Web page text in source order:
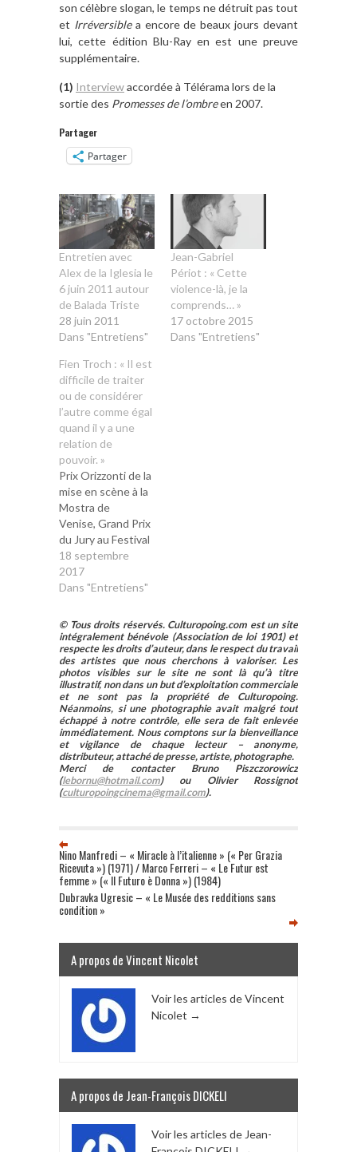
son célèbre slogan, le temps ne détruit pas tout
et Irréversiblea encore de beaux jours devant
lui, cette édition Blu-Ray en est une preuve
supplémentaire.
(1) Interviewaccordée à Télérama lors de la
sortie des Promesses de l’ombreen 2007.
Partager
Partager
Entretien avec
Alex de la Iglesia le
6 juin 2011 autour
de Balada Triste
28 juin 2011
Dans "Entretiens"
Jean-Gabriel
Périot : « Cette
violence-là, je la
comprends… »
17 octobre 2015
Dans "Entretiens"
Fien Troch : « Il est
difficile de traiter
ou de considérer
l’autre comme égal
quand il y a une
relation de
pouvoir. »
Prix Orizzonti de la
mise en scène à la
Mostra de
Venise, Grand Prix
du Jury au Festival
des Arcs, prix Arte
international pour
le
le TorinoFilmLab au
Festival du Film de
Turin, Prix du
Public et Prix de la
Meilleure Musique
au Festival de
Gand, Home se
distingue par sa
défense radicale
de l'ado…
18 septembre
2017
Dans "Entretiens"
© Tous droits réservés. Culturopoing.com est un site
intégralement bénévole (Association de loi 1901) et
respecte les droits d’auteur, dans le respect du travail
des artistes que nous cherchons à valoriser. Les
photos visibles sur le site ne sont là qu’à titre
illustratif, non dans un but d’exploitation commerciale
et ne sont pas la propriété de Culturopoing.
Néanmoins, si une photographie avait malgré tout
échappé à notre contrôle, elle sera de fait enlevée
immédiatement. Nous comptons sur la bienveillance
et vigilance de chaque lecteur – anonyme,
distributeur, attaché de presse, artiste, photographe.
Merci de contacter Bruno Piszczorowicz
(lebornu@hotmail.com) ou Olivier Rossignot
(culturopoingcinema@gmail.com).
Nino Manfredi – « Miracle à l’italienne » (« Per Grazia
Ricevuta ») (1971) / Marco Ferreri – « Le Futur est
femme » (« Il Futuro è Donna ») (1984)
Dubravka Ugresic – « Le Musée des redditions sans
condition »
A propos de Vincent Nicolet
Voir les articles de Vincent
Nicolet →
A propos de Jean-François DICKELI
Voir les articles de Jean-